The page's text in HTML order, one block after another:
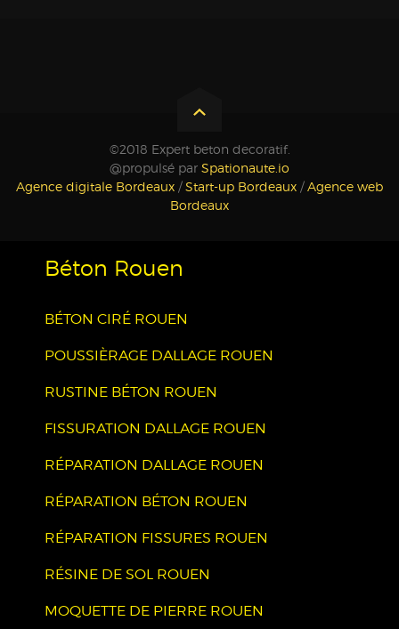
©2018 Expert beton decoratif.
@propulsé par Spationaute.io
Agence digitale Bordeaux /Start-up Bordeaux /Agence web
Bordeaux
Béton Rouen
BÉTON CIRÉ ROUEN
POUSSIÈRAGE DALLAGE ROUEN
RUSTINE BÉTON ROUEN
FISSURATION DALLAGE ROUEN
RÉPARATION DALLAGE ROUEN
RÉPARATION BÉTON ROUEN
RÉPARATION FISSURES ROUEN
RÉSINE DE SOL ROUEN
MOQUETTE DE PIERRE ROUEN